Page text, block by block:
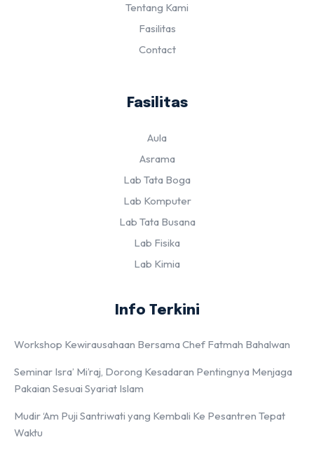
Tentang Kami
Fasilitas
Contact
Fasilitas
Aula
Asrama
Lab Tata Boga
Lab Komputer
Lab Tata Busana
Lab Fisika
Lab Kimia
Info Terkini
Workshop Kewirausahaan Bersama Chef Fatmah Bahalwan
Seminar Isra’ Mi’raj, Dorong Kesadaran Pentingnya Menjaga
Pakaian Sesuai Syariat Islam
Mudir ‘Am Puji Santriwati yang Kembali Ke Pesantren Tepat
Waktu